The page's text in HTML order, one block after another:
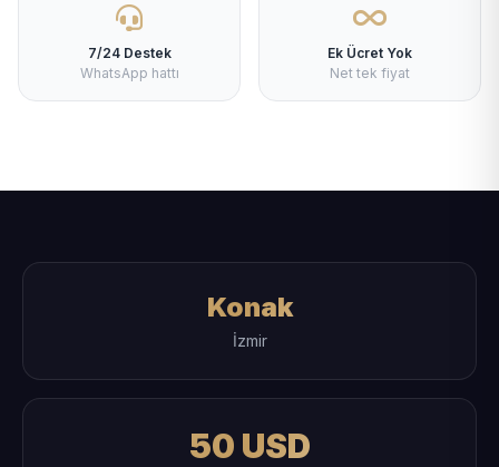
7/24 Destek
WhatsApp hattı
Ek Ücret Yok
Net tek fiyat
Konak
İzmir
50 USD